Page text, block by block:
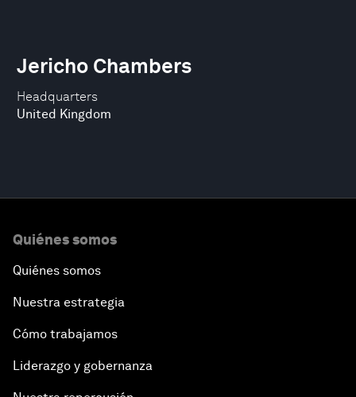
Headquarters
United Kingdom
Jericho Chambers
Quiénes somos
Quiénes somos
Nuestra estrategia
Cómo trabajamos
Liderazgo y gobernanza